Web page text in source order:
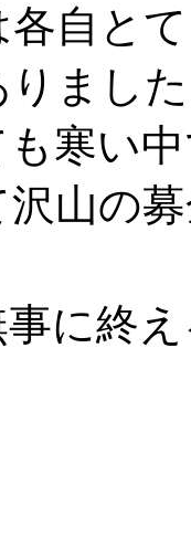
自と
ました
寒い
山の
に終